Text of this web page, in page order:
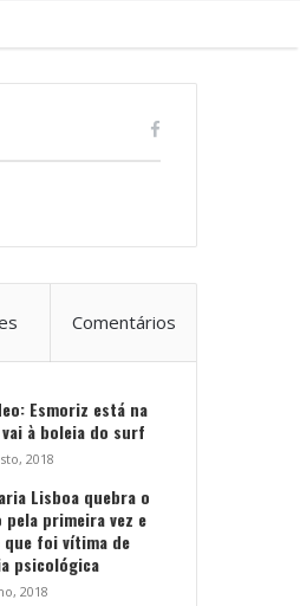
Comentários
Esmoriz está na
vai à boleia do surf
2018
Lisboa quebra o
pela primeira vez e
que foi vítima de
psicológica
2018